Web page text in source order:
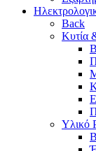
Back
Κυτία
Υλικό